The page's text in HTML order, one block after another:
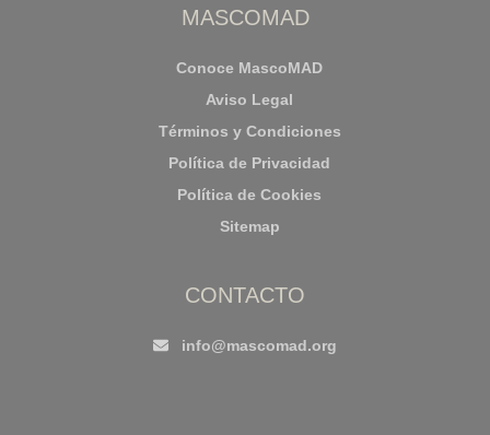
MASCOMAD
Conoce MascoMAD
Aviso Legal
Términos y Condiciones
Política de Privacidad
Política de Cookies
Sitemap
CONTACTO
info@mascomad.org